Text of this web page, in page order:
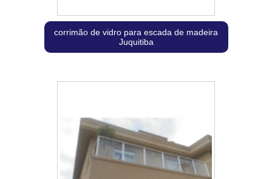
corrimão de vidro para escada de madeira
Juquitiba